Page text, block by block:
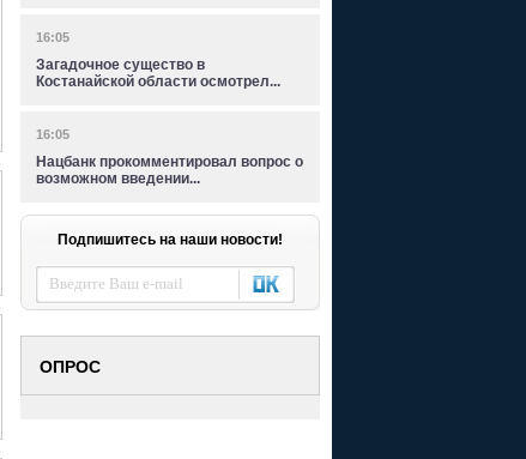
16:05
Загадочное существо в
Костанайской области осмотрел...
16:05
Нацбанк прокомментировал вопрос о
возможном введении...
Подпишитесь на наши новости!
ОПРОС